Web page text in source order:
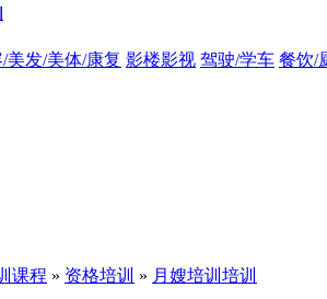
美发/美体/康复 影楼影视 驾驶/学车 餐饮/
课程 » 资格培训 » 月嫂培训培训